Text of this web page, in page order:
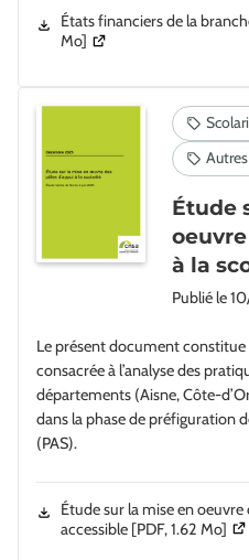
États financiers de la
Mo](Ouverture dans une
Étude
à la
Publié le
Le présent document constitue
consacrée à l’analyse des
départements (Aisne, Côte-
dans la phase de préfiguration
(PAS).
Étude sur la mise en oeuvre
accessible [PDF, 1.62 Mo]